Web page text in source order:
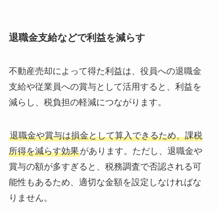
退職金支給などで利益を減らす
不動産売却によって得た利益は、役員への退職金
支給や従業員への賞与として活用すると、利益を
減らし、税負担の軽減につながります。
退職金や賞与は損金として算入できるため、課税
所得を減らす効果があります。ただし、退職金や
賞与の額が多すぎると、税務調査で否認される可
能性もあるため、適切な金額を設定しなければな
りません。